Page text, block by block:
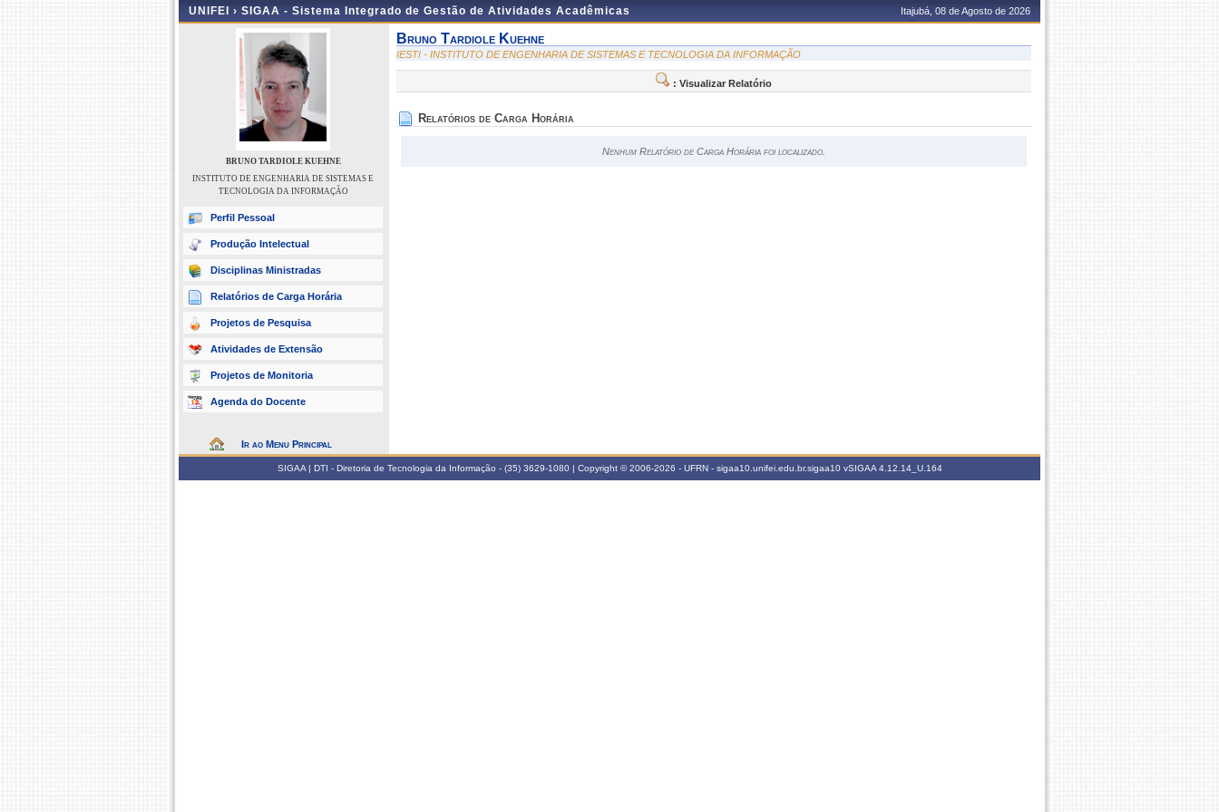
UNIFEI › SIGAA - Sistema Integrado de Gestão de Atividades Acadêmicas Itajubá, 08 de Agosto de 2026
BRUNO TARDIOLE KUEHNE
INSTITUTO DE ENGENHARIA DE SISTEMAS E
TECNOLOGIA DA INFORMAÇÃO
Perfil Pessoal
Produção Intelectual
Disciplinas Ministradas
Relatórios de Carga Horária
Projetos de Pesquisa
Atividades de Extensão
Projetos de Monitoria
Agenda do Docente
Ir ao Menu Principal
Bruno Tardiole Kuehne
IESTI - INSTITUTO DE ENGENHARIA DE SISTEMAS E TECNOLOGIA DA INFORMAÇÃO
: Visualizar Relatório
Relatórios de Carga Horária
Nenhum Relatório de Carga Horária foi localizado.
SIGAA | DTI - Diretoria de Tecnologia da Informação - (35) 3629-1080 | Copyright © 2006-2026 - UFRN - sigaa10.unifei.edu.br.sigaa10 vSIGAA 4.12.14_U.164